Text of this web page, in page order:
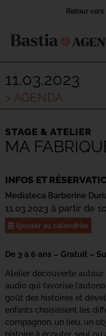
Retour vers
11.03.2023
> AGENDA
STAGE & ATELIER
MA
INFOS ET
Mediateca Barberine
11.03.2023 à partir de
Ajouter au calendrier
De 3 à 6 ans – Gratuit –
Atelier découverte autour
audio qui favorise
goût des histoires et
enfants choisissent les
compagnon, un lieu, un